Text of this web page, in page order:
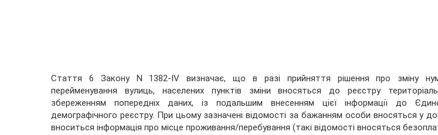
Стаття 6 Закону N 1382-IV визначає, що в разі прийняття рішення про зміну
перейменування вулиць, населених пунктів зміни вносяться до реєстру
збереженням попередніх даних, із подальшим внесенням цієї інформації до
демографічного реєстру. При цьому зазначені відомості за бажанням особи вносяться у
вноситься інформація про місце проживання/перебування (такі відомості вносяться